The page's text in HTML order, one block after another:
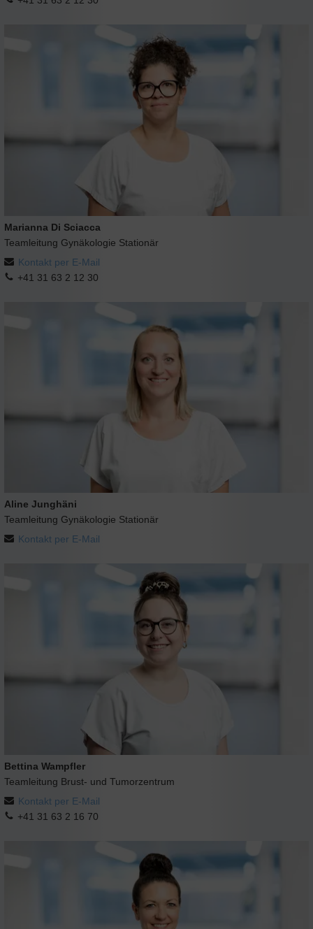
Marianna Di Sciacca
Teamleitung Gynäkologie Stationär
Kontakt per E-Mail
+41 31 63 2 12 30
Aline Junghäni
Teamleitung Gynäkologie Stationär
Kontakt per E-Mail
Bettina Wampfler
Teamleitung Brust- und Tumorzentrum
Kontakt per E-Mail
+41 31 63 2 16 70